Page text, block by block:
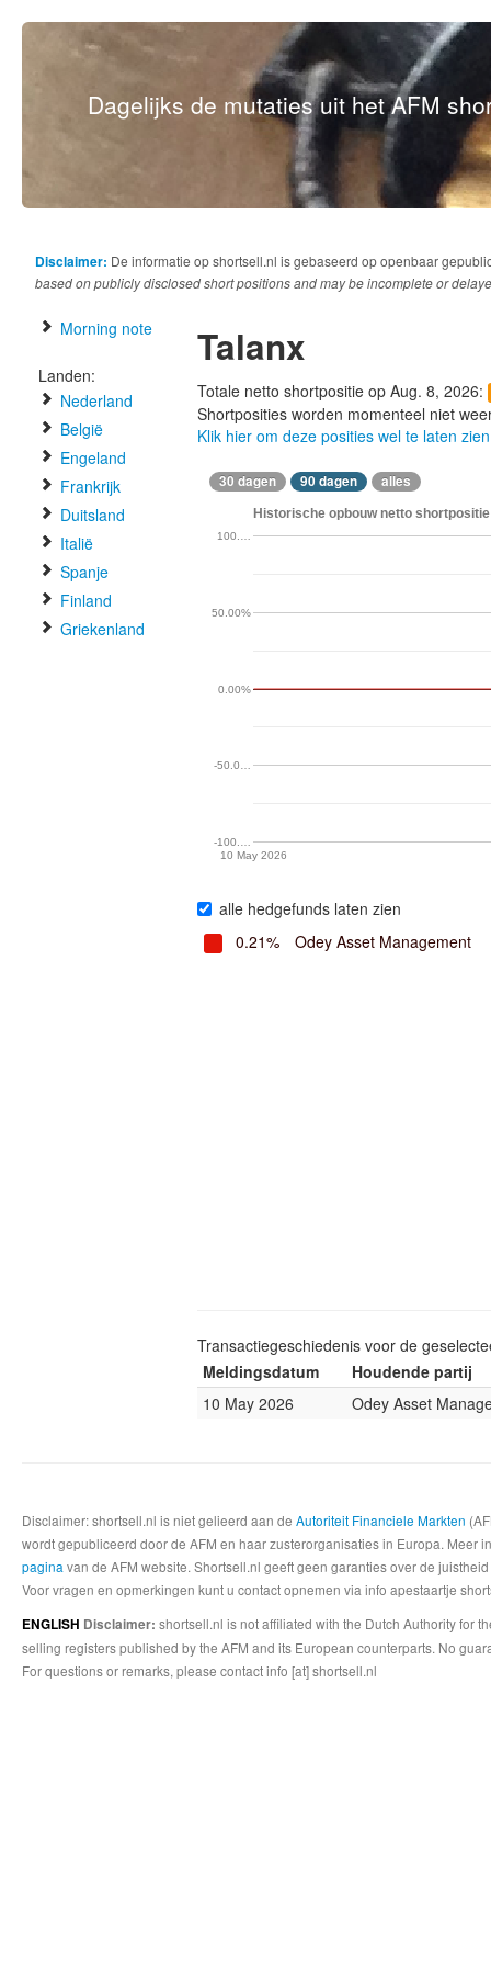
Dagelijks de mutaties uit het AFM
Disclaimer: De informatie op shortsell.nl is gebaseerd op openbaar
based on publicly disclosed short positions and may be incomplete or
Morning note
Landen:
Nederland
België
Engeland
Frankrijk
Duitsland
Italië
Spanje
Finland
Griekenland
Talanx
Totale netto shortpositie op Aug. 8, 2026:
Shortposities worden momenteel niet
Klik hier om deze posities wel te laten zien
30 dagen 90 dagen alles
Historische opbouw netto
10 May 2026
-100.…
-50.0…
0.00%
50.00%
100.…
alle hedgefunds laten zien
0.21%
Odey Asset Management
Transactiegeschiedenis voor de
Meldingsdatum
Houdende partij
10 May 2026
Odey Asset
Disclaimer: shortsell.nl is niet gelieerd aan de Autoriteit Financiele Markten
wordt gepubliceerd door de AFM en haar zusterorganisaties in Europa.
pagina van de AFM website. Shortsell.nl geeft geen garanties over de
Voor vragen en opmerkingen kunt u contact opnemen via info apestaartje
ENGLISH Disclaimer: shortsell.nl is not affiliated with the Dutch Authority for
selling registers published by the AFM and its European counterparts. No
For questions or remarks, please contact info [at] shortsell.nl